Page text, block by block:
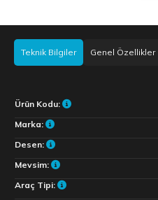
Teknik Bilgiler Genel Özellikler
Ürün Kodu:
Marka:
Desen:
Mevsim:
Araç Tipi: